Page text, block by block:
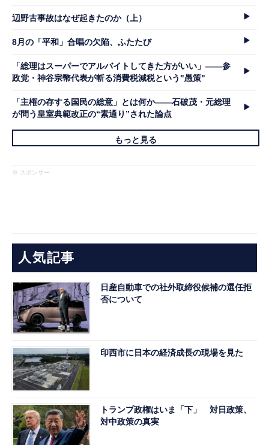
辺野古事故はなぜ起きたのか（上）
8月の「平和」合唱の欠陥、ふたたび
「総理はスーパーでアルバイトしてきた方がいい」――参
政党・神谷宗幣代表が斬る消費税減税という"愚策"
「主権の存する国民の総意」とは何か――石破茂・元総理
が問う皇室典範改正の“素通り”された論点
もっと見る
※ スポンサー
人気記事
日産自動車での社外取締役候補の選任拒
否について
印西市に日本の経済成長の現場を見た
トランプ政権はいま「下」 対日政策、
対中政策の真実